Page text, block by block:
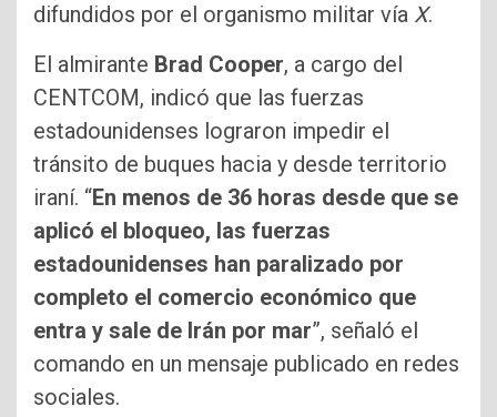
difundidos por el organismo militar vía X.
El almirante Brad Cooper, a cargo del
CENTCOM, indicó que las fuerzas
estadounidenses lograron impedir el
tránsito de buques hacia y desde territorio
iraní. “En menos de 36 horas desde que se
aplicó el bloqueo, las fuerzas
estadounidenses han paralizado por
completo el comercio económico que
entra y sale de Irán por mar”, señaló el
comando en un mensaje publicado en redes
sociales.